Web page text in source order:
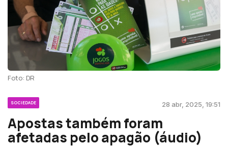
Foto: DR
SOCIEDADE 28 abr, 2025, 19:51
Apostas também foram
afetadas pelo apagão (áudio)